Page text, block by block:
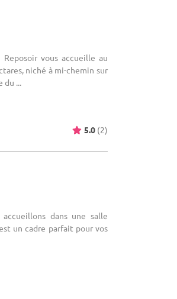
vous accueille au
niché à mi-chemin sur
du ...
5.0 (2)
dans une salle
un cadre parfait pour vos